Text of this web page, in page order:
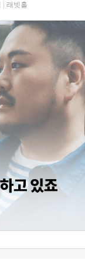
래빗홀